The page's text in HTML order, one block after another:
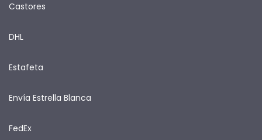
Castores
DHL
Estafeta
Envía Estrella Blanca
FedEx